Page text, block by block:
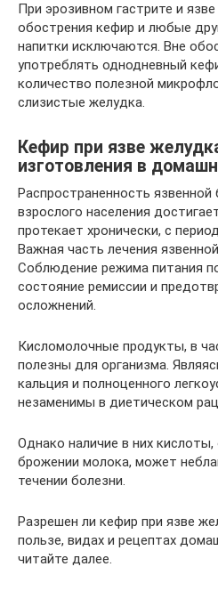
При эрозивном гастрите и
обострения кефир и любые
напитки исключаются. Вне
употреблять однодневный
количество полезной
слизистые желудка.
Кефир при язве
изготовления в
Распространенность
взрослого населения
протекает хронически, с
Важная часть лечения
Соблюдение режима питания
состояние ремиссии и
осложнений.
Кисломолочные продукты, в
полезны для организма.
кальция и полноценного
незаменимы в диетическом
Однако наличие в них
брожении молока, может
течении болезни.
Разрешен ли кефир при язве
пользе, видах и рецептах
читайте далее.